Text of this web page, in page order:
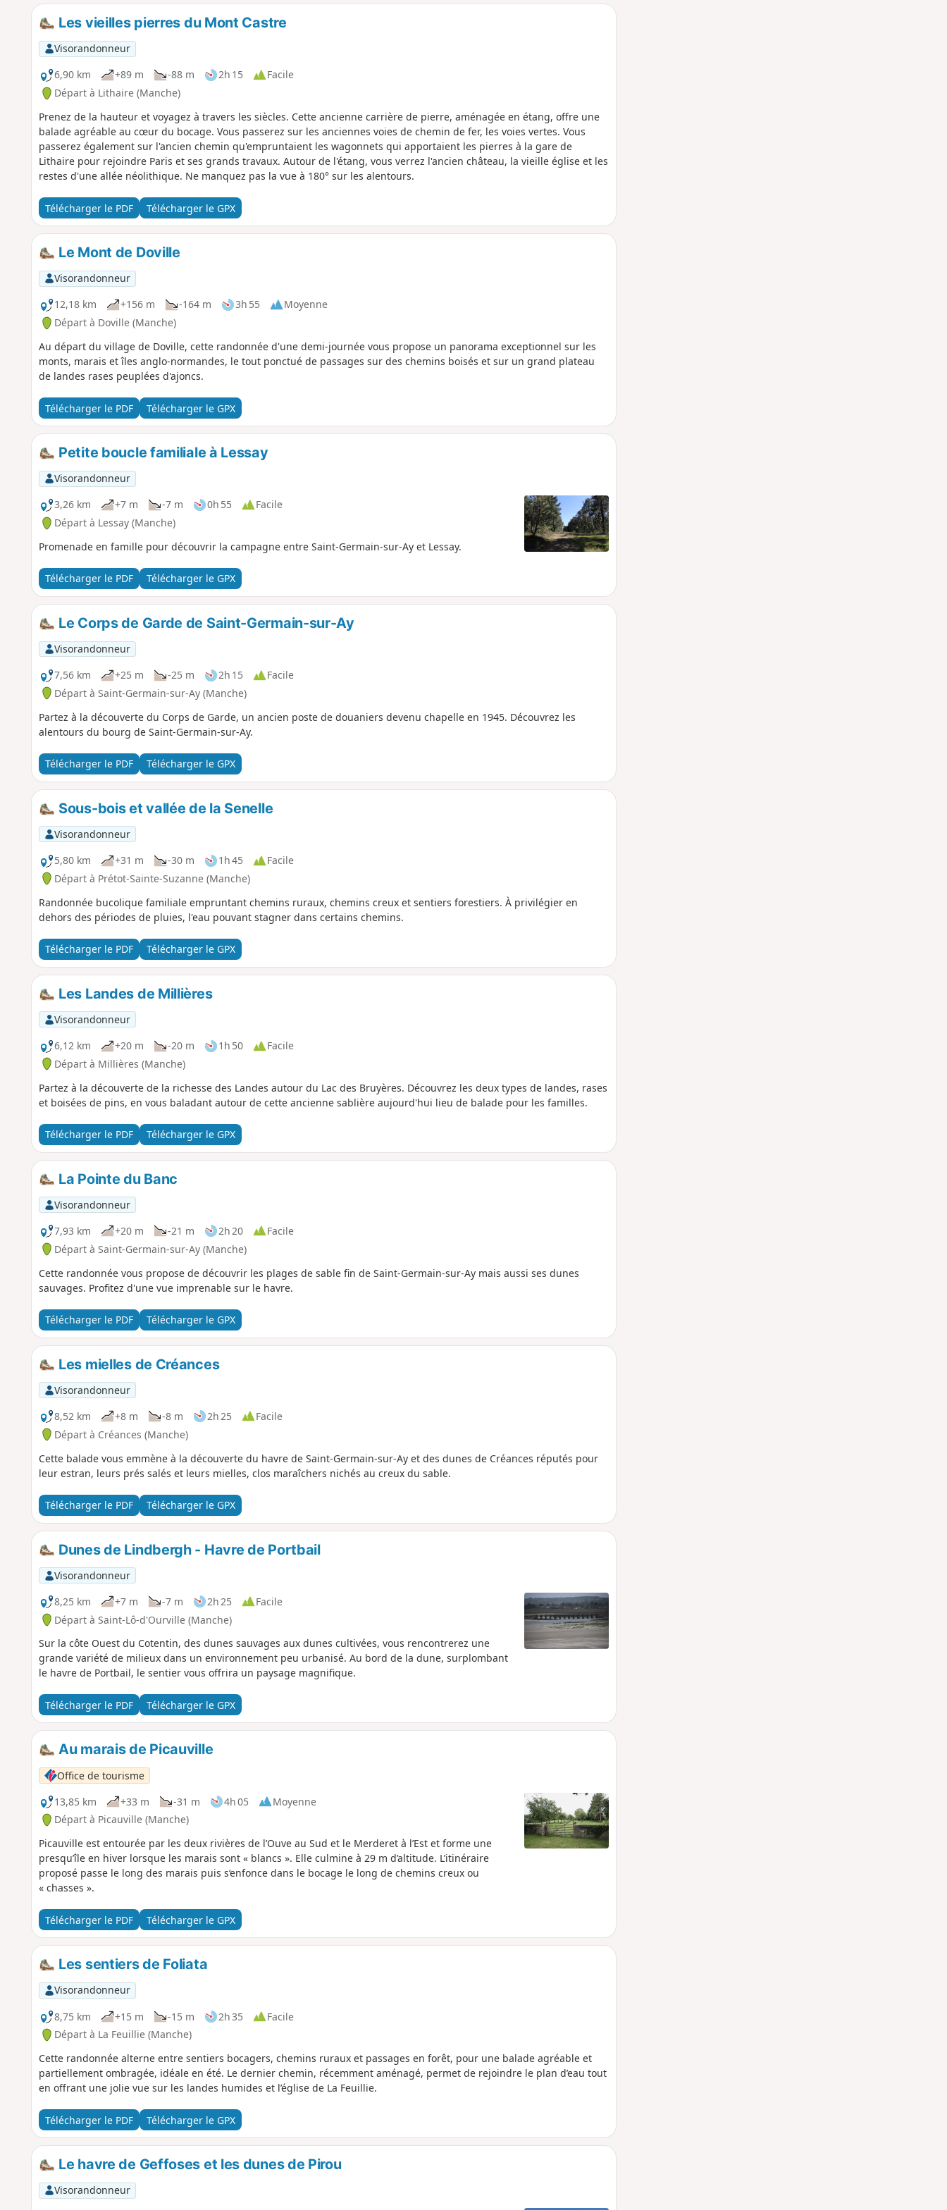
Les vieilles pierres du Mont Castre
Visorandonneur
6,90 km
+89 m -88 m 2h 15
Facile
Départ à Lithaire (Manche)
Prenez de la hauteur et voyagez à travers les siècles. Cette ancienne carrière de pierre, aménagée en étang, offre une
balade agréable au cœur du bocage. Vous passerez sur les anciennes voies de chemin de fer, les voies vertes. Vous
passerez également sur l'ancien chemin qu'empruntaient les wagonnets qui apportaient les pierres à la gare de
Lithaire pour rejoindre Paris et ses grands travaux. Autour de l'étang, vous verrez l'ancien château, la vieille église et les
restes d'une allée néolithique. Ne manquez pas la vue à 180° sur les alentours.
Télécharger le PDF Télécharger le GPX
Le Mont de Doville
Visorandonneur
12,18 km
+156 m -164 m 3h 55
Moyenne
Départ à Doville (Manche)
Au départ du village de Doville, cette randonnée d'une demi-journée vous propose un panorama exceptionnel sur les
monts, marais et îles anglo-normandes, le tout ponctué de passages sur des chemins boisés et sur un grand plateau
de landes rases peuplées d'ajoncs.
Télécharger le PDF Télécharger le GPX
Petite boucle familiale à Lessay
Visorandonneur
3,26 km
+7 m -7 m 0h 55
Facile
Départ à Lessay (Manche)
Promenade en famille pour découvrir la campagne entre Saint-Germain-sur-Ay et Lessay.
Télécharger le PDF Télécharger le GPX
Le Corps de Garde de Saint-Germain-sur-Ay
Visorandonneur
7,56 km
+25 m -25 m 2h 15
Facile
Départ à Saint-Germain-sur-Ay (Manche)
Partez à la découverte du Corps de Garde, un ancien poste de douaniers devenu chapelle en 1945. Découvrez les
alentours du bourg de Saint-Germain-sur-Ay.
Télécharger le PDF Télécharger le GPX
Sous-bois et vallée de la Senelle
Visorandonneur
5,80 km
+31 m -30 m 1h 45
Facile
Départ à Prétot-Sainte-Suzanne (Manche)
Randonnée bucolique familiale empruntant chemins ruraux, chemins creux et sentiers forestiers. À privilégier en
dehors des périodes de pluies, l'eau pouvant stagner dans certains chemins.
Télécharger le PDF Télécharger le GPX
Les Landes de Millières
Visorandonneur
6,12 km
+20 m -20 m 1h 50
Facile
Départ à Millières (Manche)
Partez à la découverte de la richesse des Landes autour du Lac des Bruyères. Découvrez les deux types de landes, rases
et boisées de pins, en vous baladant autour de cette ancienne sablière aujourd'hui lieu de balade pour les familles.
Télécharger le PDF Télécharger le GPX
La Pointe du Banc
Visorandonneur
7,93 km
+20 m -21 m 2h 20
Facile
Départ à Saint-Germain-sur-Ay (Manche)
Cette randonnée vous propose de découvrir les plages de sable fin de Saint-Germain-sur-Ay mais aussi ses dunes
sauvages. Profitez d'une vue imprenable sur le havre.
Télécharger le PDF Télécharger le GPX
Les mielles de Créances
Visorandonneur
8,52 km
+8 m -8 m 2h 25
Facile
Départ à Créances (Manche)
Cette balade vous emmène à la découverte du havre de Saint-Germain-sur-Ay et des dunes de Créances réputés pour
leur estran, leurs prés salés et leurs mielles, clos maraîchers nichés au creux du sable.
Télécharger le PDF Télécharger le GPX
Dunes de Lindbergh - Havre de Portbail
Visorandonneur
8,25 km
+7 m -7 m 2h 25
Facile
Départ à Saint-Lô-d'Ourville (Manche)
Sur la côte Ouest du Cotentin, des dunes sauvages aux dunes cultivées, vous rencontrerez une
grande variété de milieux dans un environnement peu urbanisé. Au bord de la dune, surplombant
le havre de Portbail, le sentier vous offrira un paysage magnifique.
Télécharger le PDF Télécharger le GPX
Au marais de Picauville
Office de tourisme
13,85 km
+33 m -31 m 4h 05
Moyenne
Départ à Picauville (Manche)
Picauville est entourée par les deux rivières de l’Ouve au Sud et le Merderet à l’Est et forme une
presqu’île en hiver lorsque les marais sont « blancs ». Elle culmine à 29 m d’altitude. L’itinéraire
proposé passe le long des marais puis s‘enfonce dans le bocage le long de chemins creux ou
« chasses ».
Télécharger le PDF Télécharger le GPX
Les sentiers de Foliata
Visorandonneur
8,75 km
+15 m -15 m 2h 35
Facile
Départ à La Feuillie (Manche)
Cette randonnée alterne entre sentiers bocagers, chemins ruraux et passages en forêt, pour une balade agréable et
partiellement ombragée, idéale en été. Le dernier chemin, récemment aménagé, permet de rejoindre le plan d’eau tout
en offrant une jolie vue sur les landes humides et l’église de La Feuillie.
Télécharger le PDF Télécharger le GPX
Le havre de Geffoses et les dunes de Pirou
Visorandonneur